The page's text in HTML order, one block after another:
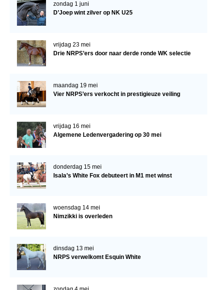
zondag 1 juni
D’Joep wint zilver op NK U25
vrijdag 23 mei
Drie NRPS’ers door naar derde ronde WK selectie
maandag 19 mei
Vier NRPS’ers verkocht in prestigieuze veiling
vrijdag 16 mei
Algemene Ledenvergadering op 30 mei
donderdag 15 mei
Isala’s White Fox debuteert in M1 met winst
woensdag 14 mei
Nimzikki is overleden
dinsdag 13 mei
NRPS verwelkomt Esquin White